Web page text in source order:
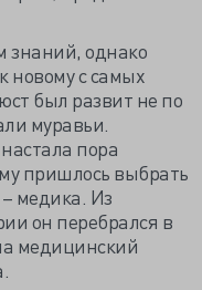
знаний, однако
новому с самых
был развит не по
муравьи.
пора
пришлось выбрать
медика. Из
он перебрался в
медицинский